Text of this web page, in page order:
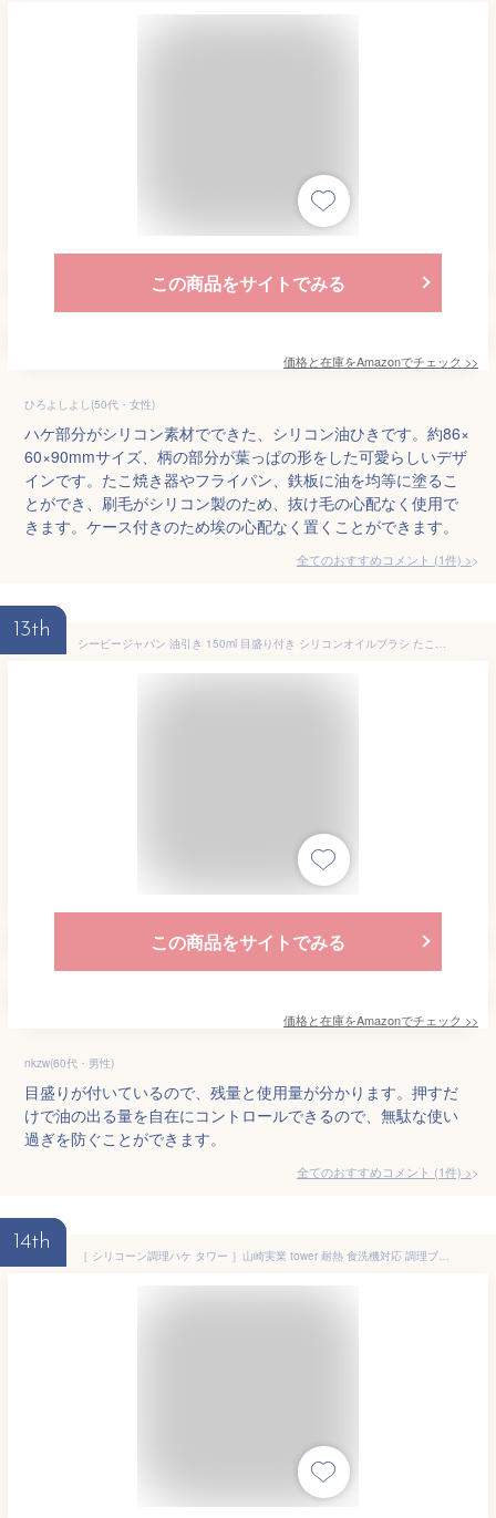
この商品をサイトでみる
価格と在庫をAmazonでチェック >>
ひろよしよし(50代・女性)
ハケ部分がシリコン素材でできた、シリコン油ひきです。約86×
60×90mmサイズ、柄の部分が葉っぱの形をした可愛らしいデザ
インです。たこ焼き器やフライパン、鉄板に油を均等に塗るこ
とができ、刷毛がシリコン製のため、抜け毛の心配なく使用で
きます。ケース付きのため埃の心配なく置くことができます。
全てのおすすめコメント (1件) >
13th
シービージャパン 油引き 150ml 目盛り付き シリコンオイルブラシ たこ焼き/焼肉/炒め物 プッシュで適量 オイルボトル atomico
この商品をサイトでみる
価格と在庫をAmazonでチェック >>
nkzw(60代・男性)
目盛りが付いているので、残量と使用量が分かります。押すだ
けで油の出る量を自在にコントロールできるので、無駄な使い
過ぎを防ぐことができます。
全てのおすすめコメント (1件) >
14th
［ シリコーン調理ハケ タワー ］山崎実業 tower 耐熱 食洗機対応 調理ブラシ 調理器具 シリコン製 油引き ソース 卵液 フライパン キッチンツール 製菓道具 お菓子作り クッキングブラシ 北欧 おしゃれ yamazaki 公式 モノトーン ブラック ホワイト 1773 1774